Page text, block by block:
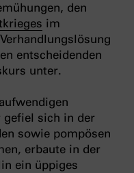
den
im
entscheidenden
unter.
gefiel sich in der
sowie pompösen
erbaute in der
ein üppiges